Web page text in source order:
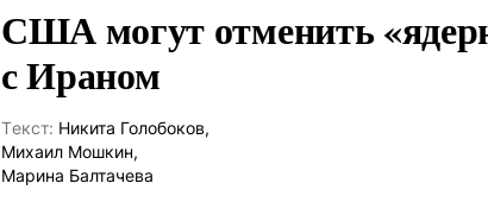
США могут отменить
с Ираном
Tекст: Никита Голобоков,
Михаил Мошкин,
Марина Балтачева